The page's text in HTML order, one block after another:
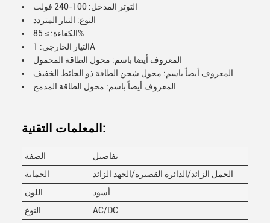
التوتر المدخل: 100-240 فولت
النوع: التيار المتردد
الكفاءة: ≥ 85%
التيار الخارجي: 1A
المعروف أيضا باسم: محول الطاقة المحمول
المعروف أيضاً باسم: محول شحن الطاقة ذو الحائط الخفيف
المعروف أيضاً باسم: محول الطاقة المدمج
المعلمات التقنية:
الصفة
تفاصيل
الحماية
الحمل الزائد/الدائرة القصيرة/الجهد الزائد
اللون
أسود
النوع
AC/DC